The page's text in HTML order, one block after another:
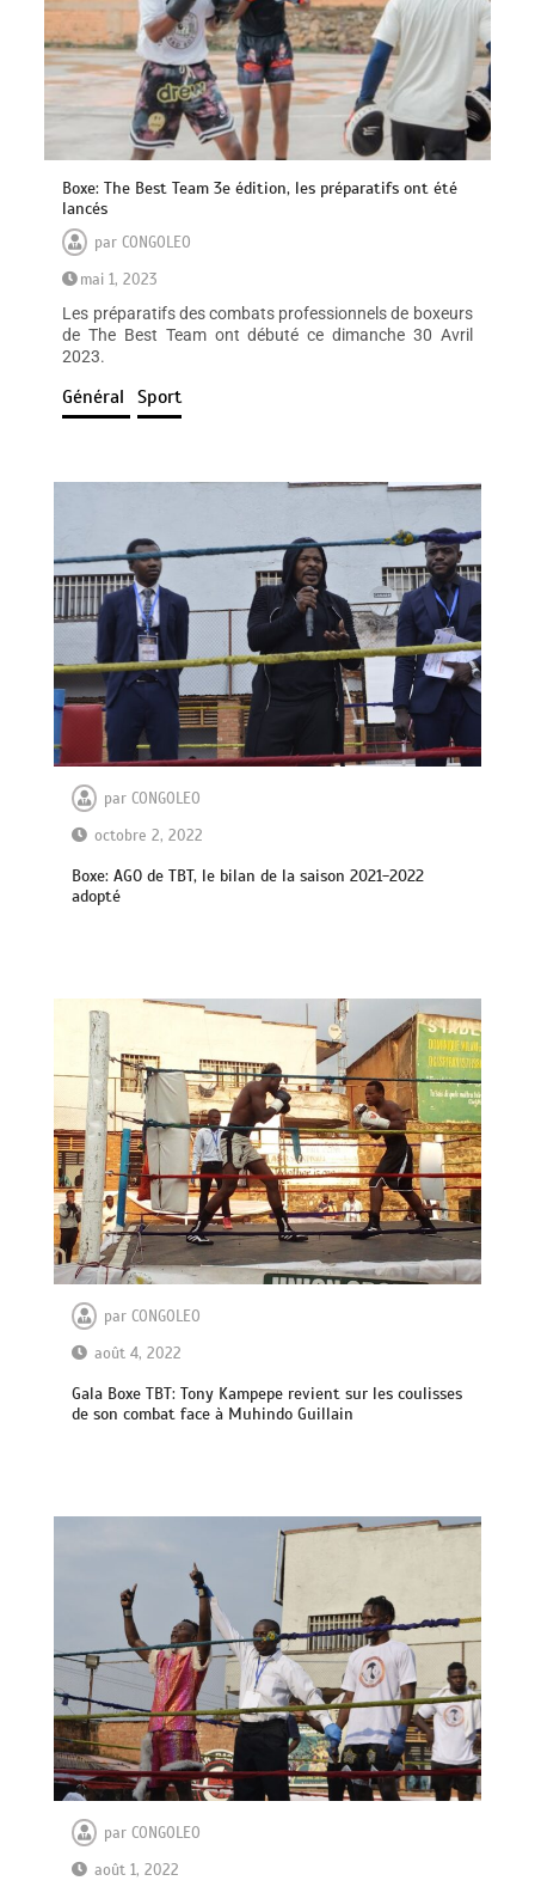
Boxe: The Best Team 3e édition, les préparatifs ont été
lancés
parCONGOLEO
mai 1, 2023
Les préparatifs des combats professionnels de boxeurs
de The Best Team ont débuté ce dimanche 30 Avril
2023.
Général Sport
parCONGOLEO
octobre 2, 2022
Boxe: AGO de TBT, le bilan de la saison 2021-2022
adopté
parCONGOLEO
août 4, 2022
Gala Boxe TBT: Tony Kampepe revient sur les coulisses
de son combat face à Muhindo Guillain
parCONGOLEO
août 1, 2022